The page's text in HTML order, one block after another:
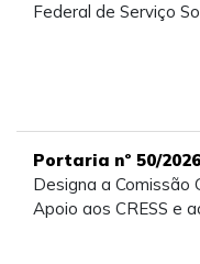
Federal de Serviço
Portaria nº 50/2026
Designa a Comissão
Apoio aos CRESS e